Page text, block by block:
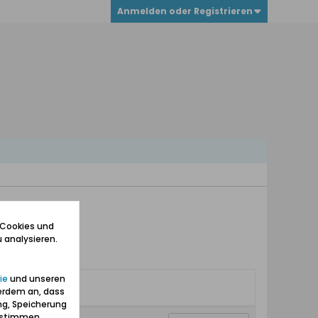
Anmelden oder Registrieren
und
und unseren
an, dass
Speicherung